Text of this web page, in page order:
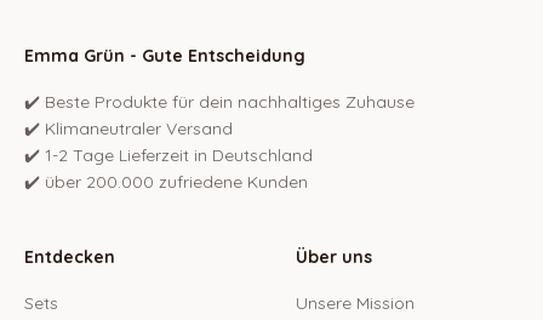
Emma Grün - Gute Entscheidung
✔️ Beste Produkte für dein nachhaltiges Zuhause
✔️ Klimaneutraler Versand
✔️ 1-2 Tage Lieferzeit in Deutschland
✔️ über 200.000 zufriedene Kunden
Entdecken
Sets
Über uns
Unsere Mission